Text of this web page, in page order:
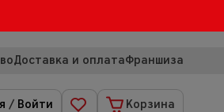
Доставка и оплатаФраншиза
/ Войти Корзина